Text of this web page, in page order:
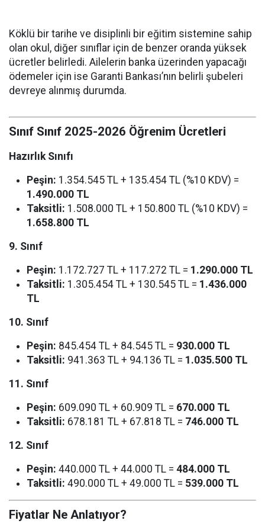
Köklü bir tarihe ve disiplinli bir eğitim sistemine sahip
olan okul, diğer sınıflar için de benzer oranda yüksek
ücretler belirledi. Ailelerin banka üzerinden yapacağı
ödemeler için ise Garanti Bankası’nın belirli şubeleri
devreye alınmış durumda.
Sınıf Sınıf 2025-2026 Öğrenim Ücretleri
Hazırlık Sınıfı
Peşin: 1.354.545 TL + 135.454 TL (%10 KDV) =
1.490.000 TL
Taksitli: 1.508.000 TL + 150.800 TL (%10 KDV) =
1.658.800 TL
9. Sınıf
Peşin: 1.172.727 TL + 117.272 TL = 1.290.000 TL
Taksitli: 1.305.454 TL + 130.545 TL = 1.436.000
TL
10. Sınıf
Peşin: 845.454 TL + 84.545 TL = 930.000 TL
Taksitli: 941.363 TL + 94.136 TL = 1.035.500 TL
11. Sınıf
Peşin: 609.090 TL + 60.909 TL = 670.000 TL
Taksitli: 678.181 TL + 67.818 TL = 746.000 TL
12. Sınıf
Peşin: 440.000 TL + 44.000 TL = 484.000 TL
Taksitli: 490.000 TL + 49.000 TL = 539.000 TL
Fiyatlar Ne Anlatıyor?